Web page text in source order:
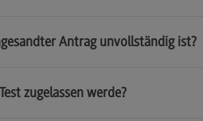
Antrag unvollständig ist?
zugelassen werde?